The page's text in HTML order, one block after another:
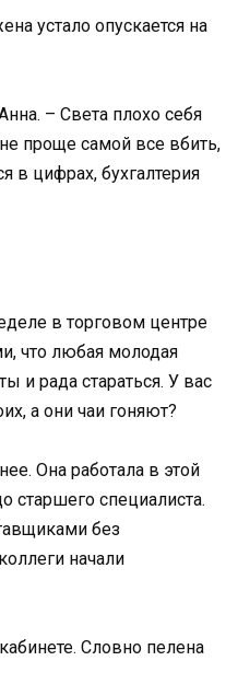
устало опускается на
– Света плохо себя
проще самой все вбить,
в цифрах, бухгалтерия
в торговом центре
что любая молодая
и рада стараться. У вас
а они чаи гоняют?
Она работала в этой
старшего специалиста.
без
начали
Словно пелена